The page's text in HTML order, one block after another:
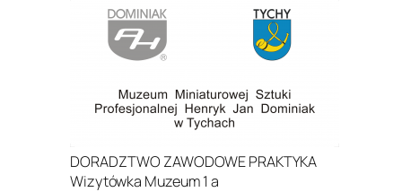
DORADZTWO ZAWODOWE PRAKTYKA
Wizytówka Muzeum 1 a